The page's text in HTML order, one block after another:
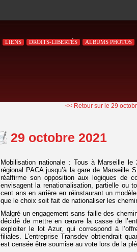
LIENS DROITS-LIBERTÉS ALBUMS PHOTOS
<< Retour sur le 29
29 octobre 2021
Mobilisation nationale : Tous à Marseille
régional PACA jusqu’à la gare de Marseille
réaffirme son opposition aux logiques de
envisagent la renationalisation, partielle ou
cent ans en arrière en réinstaurant un
que le choix soit fait de nationaliser les
Malgré un engagement sans faille des
décidé de mettre en œuvre la casse de
exploiter le lot Azur, qui correspond à
filiales. L’entreprise Transdev obtiendrait
est censée être soumise au vote lors de la